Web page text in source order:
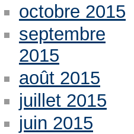
octobre 2015
septembre
2015
août 2015
juillet 2015
juin 2015